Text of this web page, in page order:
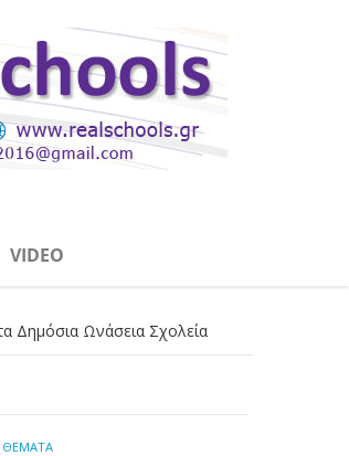
VIDEO
Δημόσια Ωνάσεια Σχολεία
ΘΈΜΑΤΑ